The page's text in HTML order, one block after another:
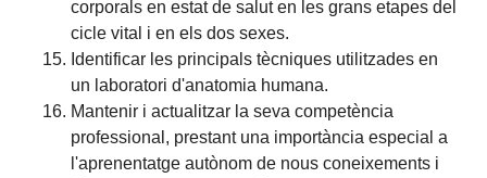
corporals en estat de salut en les grans etapes del
cicle vital i en els dos sexes.
Identificar les principals tècniques utilitzades en
un laboratori d'anatomia humana.
Mantenir i actualitzar la seva competència
professional, prestant una importància especial a
l'aprenentatge autònom de nous coneixements i